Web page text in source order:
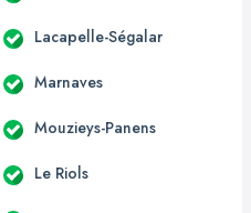
Lacapelle-Ségalar
Marnaves
Mouzieys-Panens
Le Riols